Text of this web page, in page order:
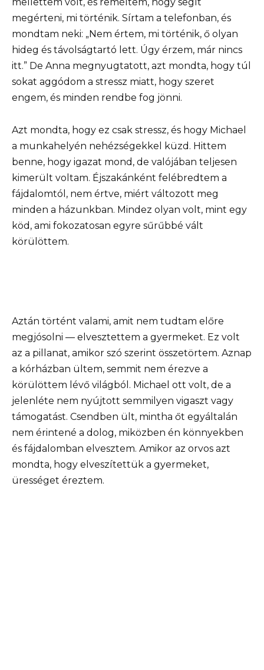
mellettem volt, és reméltem, hogy segít
megérteni, mi történik. Sírtam a telefonban, és
mondtam neki: „Nem értem, mi történik, ő olyan
hideg és távolságtartó lett. Úgy érzem, már nincs
itt.” De Anna megnyugtatott, azt mondta, hogy túl
sokat aggódom a stressz miatt, hogy szeret
engem, és minden rendbe fog jönni.
Azt mondta, hogy ez csak stressz, és hogy Michael
a munkahelyén nehézségekkel küzd. Hittem
benne, hogy igazat mond, de valójában teljesen
kimerült voltam. Éjszakánként felébredtem a
fájdalomtól, nem értve, miért változott meg
minden a házunkban. Mindez olyan volt, mint egy
köd, ami fokozatosan egyre sűrűbbé vált
körülöttem.
Aztán történt valami, amit nem tudtam előre
megjósolni — elvesztettem a gyermeket. Ez volt
az a pillanat, amikor szó szerint összetörtem. Aznap
a kórházban ültem, semmit nem érezve a
körülöttem lévő világból. Michael ott volt, de a
jelenléte nem nyújtott semmilyen vigaszt vagy
támogatást. Csendben ült, mintha őt egyáltalán
nem érintené a dolog, miközben én könnyekben
és fájdalomban elvesztem. Amikor az orvos azt
mondta, hogy elveszítettük a gyermeket,
ürességet éreztem.